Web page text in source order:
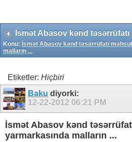
Konu: İsmət Abasov kənd təsərrüfatı
malların ...
Etiketler: Hiçbiri
Baku diyorki:
12-22-2012 06:21 PM
İsmət Abasov kənd
yarmarkasında malların ...